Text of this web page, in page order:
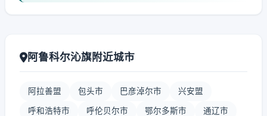
阿鲁科尔沁旗附近城市
阿拉善盟 包头市 巴彦淖尔市 兴安盟
呼和浩特市 呼伦贝尔市 鄂尔多斯市 通辽市